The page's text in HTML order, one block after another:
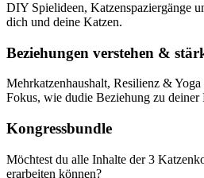
DIY Spielideen, Katzenspaziergänge
dich und deine Katzen.
Beziehungen verstehen &
Mehrkatzenhaushalt, Resilienz &
Fokus, wie dudie Beziehung zu deiner
Kongressbundle
Möchtest du alle Inhalte der 3
erarbeiten können?